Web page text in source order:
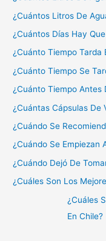
¿Cuántos Litros De
¿Cuántos Días Hay
¿Cuánto Tiempo Tarda
¿Cuánto Tiempo Se
¿Cuánto Tiempo Antes
¿Cuántas Cápsulas De
¿Cuándo Se
¿Cuándo Se Empiezan
¿Cuándo Dejó De
¿Cuáles Son Los
¿Cuáles
En Chile?